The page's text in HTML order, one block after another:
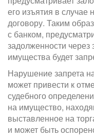
его изъятия в случае
договору. Таким
с банком,
задолженности через
имущества будет
Нарушение запрета
может привести к
судебного
на имущество,
выставленное на
и может быть